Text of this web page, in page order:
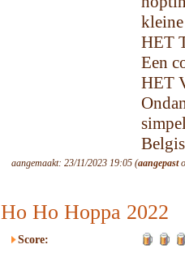
HET
Een
HET
aangemaakt: 23/11/2023 19:05 (aangepast
Ho Ho Hoppa 2022
Score: